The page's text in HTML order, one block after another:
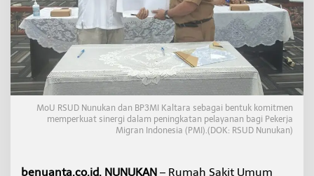
g
i
e
k
e
j
a
M
i
MoU RSUD Nunukan dan BP3MI Kaltara sebagai bentuk komitmen
memperkuat sinergi dalam peningkatan pelayanan bagi Pekerja
Migran Indonesia (PMI).(DOK: RSUD Nunukan)
benuanta.co.id, NUNUKAN – Rumah Sakit Umum